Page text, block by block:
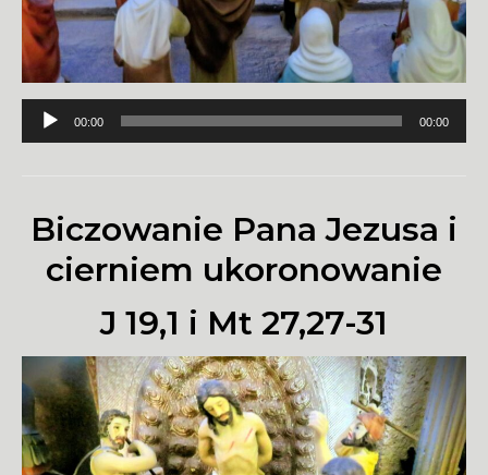
Odtwarzacz
plików
00:00 00:00
Biczowanie Pana Jezusa i
cierniem ukoronowanie
J 19,1 i Mt 27,27-31